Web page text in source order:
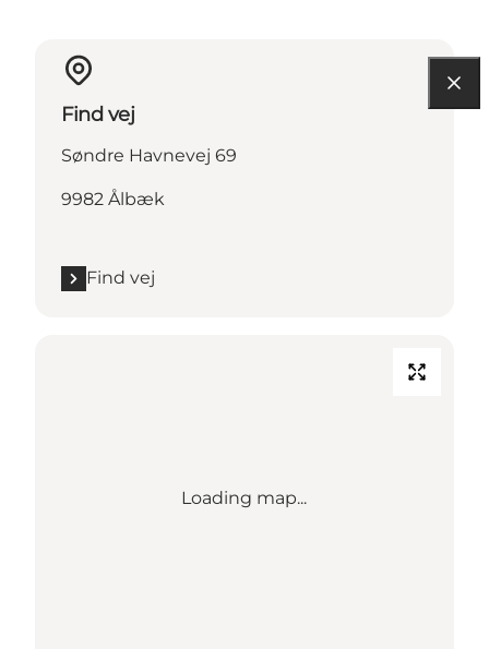
Find vej
Søndre Havnevej 69
9982 Ålbæk
Find vej
Loading map...